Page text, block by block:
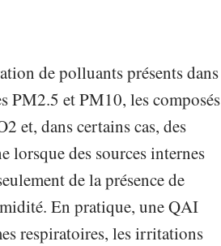
de polluants présents dans
PM2.5 et PM10, les composés
et, dans certains cas, des
lorsque des sources internes
de la présence de
En pratique, une QAI
respiratoires, les irritations